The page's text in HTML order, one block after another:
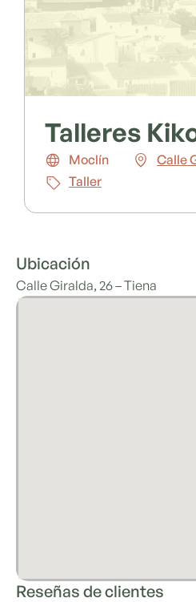
Talleres
Moclín
Calle
Taller
Ubicación
Calle Giralda, 26 – Tiena
Reseñas de clientes